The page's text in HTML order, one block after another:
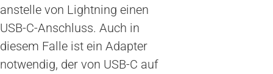
anstelle von Lightning einen
USB-C-Anschluss. Auch in
diesem Falle ist ein Adapter
notwendig, der von USB-C auf